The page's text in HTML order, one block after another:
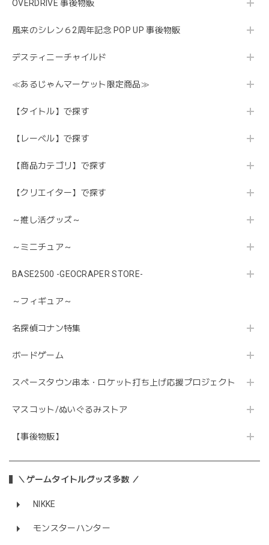
OVERDRIVE 事後物販
風来のシレン６2周年記念 POP UP 事後物販
デスティニーチャイルド
≪あるじゃんマーケット限定商品≫
【タイトル】で探す
【レーベル】で探す
【商品カテゴリ】で探す
【クリエイター】で探す
～推し活グッズ～
～ミニチュア～
BASE2500 -GEOCRAPER STORE-
～フィギュア～
名探偵コナン特集
ボードゲーム
スペースタウン串本・ロケット打ち上げ応援プロジェクト
マスコット/ぬいぐるみストア
【事後物販】
＼ゲームタイトルグッズ多数 ／
NIKKE
モンスターハンター